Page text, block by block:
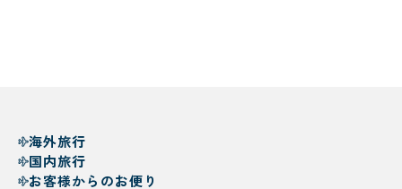
海外旅行
国内旅行
お客様からのお便り